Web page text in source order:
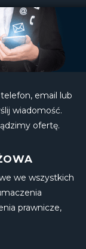
email lub
wiadomość.
ofertę.
we wszystkich
prawnicze,